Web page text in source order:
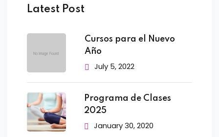
Latest Post
Cursos para el Nuevo
Año
July 5, 2022
Programa de Clases
2025
January 30, 2020